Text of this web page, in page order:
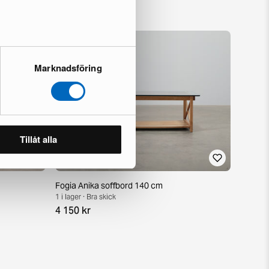
Marknadsföring
Tillåt alla
Fogia Anika soffbord 140 cm
1 i lager · Bra skick
4 150 kr